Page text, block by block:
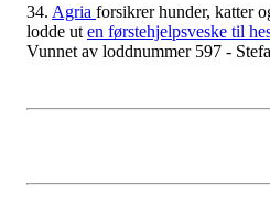
34. Agria forsikrer hunder, katter
lodde ut en førstehjelpsveske til
Vunnet av loddnummer 597 -